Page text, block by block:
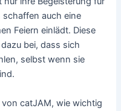
auch eine
Feiern einlädt. Diese
bei, dass sich
selbst wenn sie
catJAM, wie wichtig